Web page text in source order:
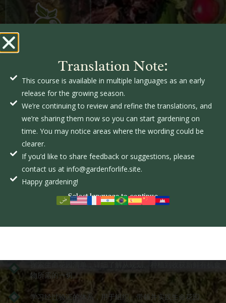
机构
花园
物所需的一切。
学习经过验证的体系，用于组织、带领并实践生命花园。